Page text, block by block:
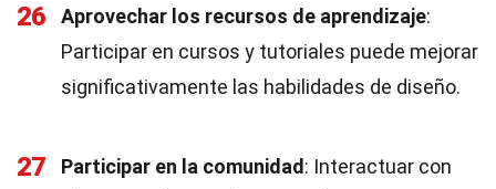
26 Aprovechar los recursos de aprendizaje:
Participar en cursos y tutoriales puede mejorar
significativamente las habilidades de diseño.
27 Participar en la comunidad : Interactuar con